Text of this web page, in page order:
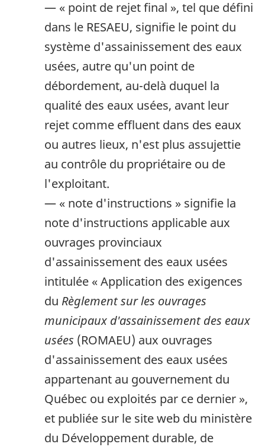
— « point de rejet final », tel que défini
dans le RESAEU, signifie le point du
système d'assainissement des eaux
usées, autre qu'un point de
débordement, au-delà duquel la
qualité des eaux usées, avant leur
rejet comme effluent dans des eaux
ou autres lieux, n'est plus assujettie
au contrôle du propriétaire ou de
l'exploitant.
— « note d'instructions » signifie la
note d'instructions applicable aux
ouvrages provinciaux
d'assainissement des eaux usées
intitulée « Application des exigences
du Règlement sur les ouvrages
municipaux d'assainissement des eaux
usées (ROMAEU) aux ouvrages
d'assainissement des eaux usées
appartenant au gouvernement du
Québec ou exploités par ce dernier »,
et publiée sur le site web du ministère
du Développement durable, de